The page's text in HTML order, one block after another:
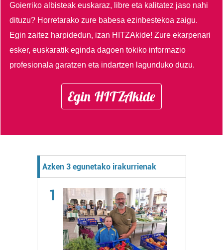
Goierriko albisteak euskaraz, libre eta kalitatez jaso nahi
dituzu? Horretarako zure babesa ezinbestekoa zaigu.
Egin zaitez harpidedun, izan HITZAkide!Zure ekarpenari
esker, euskaratik eginda dagoen tokiko informazio
profesionala garatzen eta indartzen lagunduko duzu.
Egin HITZAkide
Azken 3 egunetako irakurrienak
1